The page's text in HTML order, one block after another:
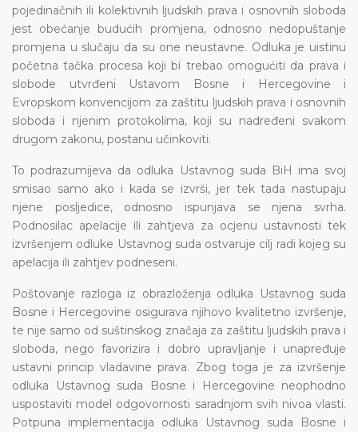
pojedinačnih ili kolektivnih ljudskih prava i osnovnih sloboda
jest obećanje budućih promjena, odnosno nedopuštanje
promjena u slučaju da su one neustavne. Odluka je uistinu
početna tačka procesa koji bi trebao omogućiti da prava i
slobode utvrđeni Ustavom Bosne i Hercegovine i
Evropskom konvencijom za zaštitu ljudskih prava i osnovnih
sloboda i njenim protokolima, koji su nadređeni svakom
drugom zakonu, postanu učinkoviti.
To podrazumijeva da odluka Ustavnog suda BiH ima svoj
smisao samo ako i kada se izvrši, jer tek tada nastupaju
njene posljedice, odnosno ispunjava se njena svrha.
Podnosilac apelacije ili zahtjeva za ocjenu ustavnosti tek
izvršenjem odluke Ustavnog suda ostvaruje cilj radi kojeg su
apelacija ili zahtjev podneseni.
Poštovanje razloga iz obrazloženja odluka Ustavnog suda
Bosne i Hercegovine osigurava njihovo kvalitetno izvršenje,
te nije samo od suštinskog značaja za zaštitu ljudskih prava i
sloboda, nego favorizira i dobro upravljanje i unapređuje
ustavni princip vladavine prava. Zbog toga je za izvršenje
odluka Ustavnog suda Bosne i Hercegovine neophodno
uspostaviti model odgovornosti saradnjom svih nivoa vlasti.
Potpuna implementacija odluka Ustavnog suda Bosne i